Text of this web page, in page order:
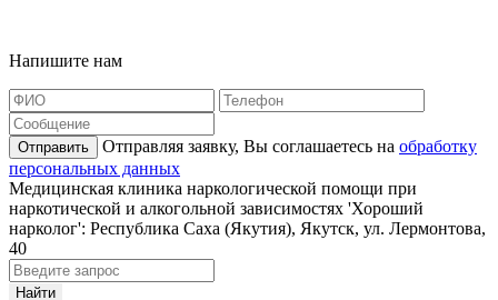
Напишите нам
Отправить Отправляя заявку, Вы соглашаетесь на обработку
персональных данных
Медицинская клиника наркологической помощи при
наркотической и алкогольной зависимостях 'Хороший
нарколог': Республика Саха (Якутия), Якутск, ул. Лермонтова,
40